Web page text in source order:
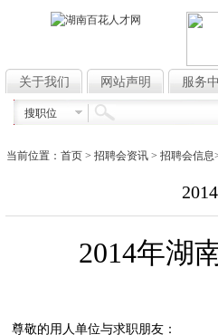
关于我们 网站声明 服务
搜职位
当前位置： 首页 > 招聘会资讯 > 招聘会信息
2014年湖
尊敬的用人单位与求职朋友：